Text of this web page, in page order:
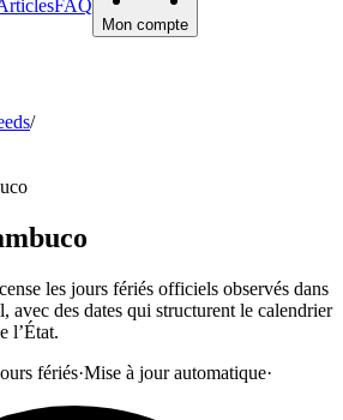
FAQ
Mon compte
/
les jours fériés officiels observés dans
avec des dates qui structurent le calendrier
l’État.
fériés·Mise à jour automatique·